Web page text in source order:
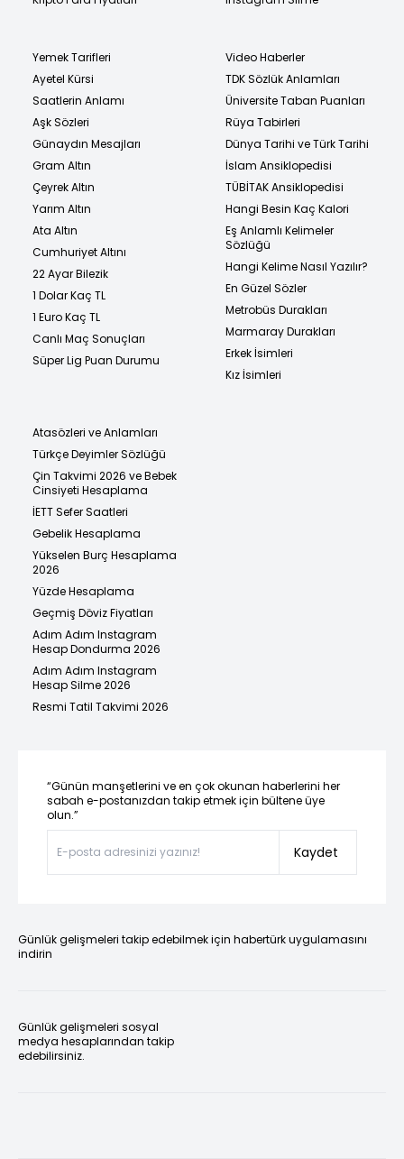
Yemek Tarifleri
Ayetel Kürsi
Saatlerin Anlamı
Aşk Sözleri
Günaydın Mesajları
Gram Altın
Çeyrek Altın
Yarım Altın
Ata Altın
Cumhuriyet Altını
22 Ayar Bilezik
1 Dolar Kaç TL
1 Euro Kaç TL
Canlı Maç Sonuçları
Süper Lig Puan Durumu
Video Haberler
TDK Sözlük Anlamları
Üniversite Taban Puanları
Rüya Tabirleri
Dünya Tarihi ve Türk Tarihi
İslam Ansiklopedisi
TÜBİTAK Ansiklopedisi
Hangi Besin Kaç Kalori
Eş Anlamlı Kelimeler
Sözlüğü
Hangi Kelime Nasıl Yazılır?
En Güzel Sözler
Metrobüs Durakları
Marmaray Durakları
Erkek İsimleri
Kız İsimleri
Atasözleri ve Anlamları
Türkçe Deyimler Sözlüğü
Çin Takvimi 2026 ve Bebek
Cinsiyeti Hesaplama
İETT Sefer Saatleri
Gebelik Hesaplama
Yükselen Burç Hesaplama
2026
Yüzde Hesaplama
Geçmiş Döviz Fiyatları
Adım Adım Instagram
Hesap Dondurma 2026
Adım Adım Instagram
Hesap Silme 2026
Resmi Tatil Takvimi 2026
“Günün manşetlerini ve en çok okunan haberlerini her
sabah e-postanızdan takip etmek için bültene üye
olun.”
Kaydet
Günlük gelişmeleri takip edebilmek için habertürk uygulamasını
indirin
Günlük gelişmeleri sosyal
medya hesaplarından takip
edebilirsiniz.